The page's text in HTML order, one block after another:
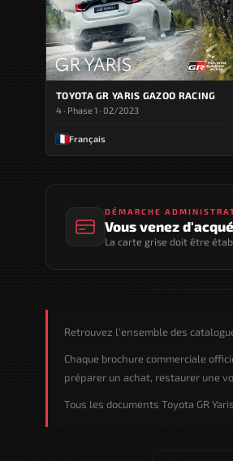
TOYOTA GR YARIS GAZOO RACING
4 · Phase 1 · 02/2023
Français
DÉMARCHE
Vous venez
La carte grise doit être
Retrouvez l'ensemble des
Chaque brochure commerciale
préparer un achat, restaurer une
Tous les documents Toyota GR